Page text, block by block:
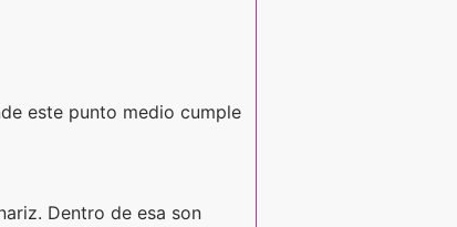
este punto medio cumple
Dentro de esa son